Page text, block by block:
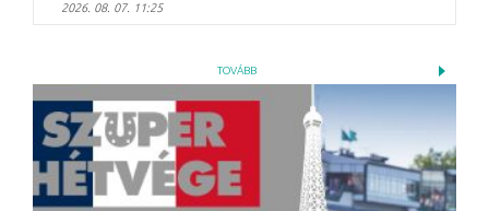
2026. 08. 07. 11:25
TOVÁBB